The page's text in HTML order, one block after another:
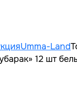
Umma-Land